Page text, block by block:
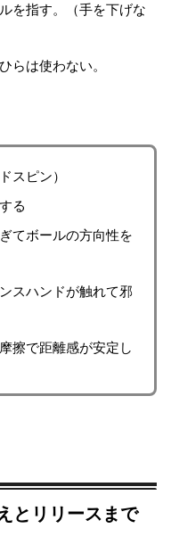
を指す。（手を下げな
らは使わない。
スピン）
る
てボールの方向性を
スハンドが触れて邪
擦で距離感が安定し
とリリースまで